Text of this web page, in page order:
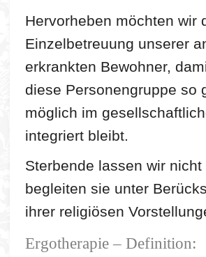
Hervorheben möchten wir
Einzelbetreuung unserer
erkrankten Bewohner,
diese Personengruppe so
möglich im
integriert bleibt.
Sterbende lassen wir
begleiten sie unter
ihrer religiösen
Ergotherapie – Definition: